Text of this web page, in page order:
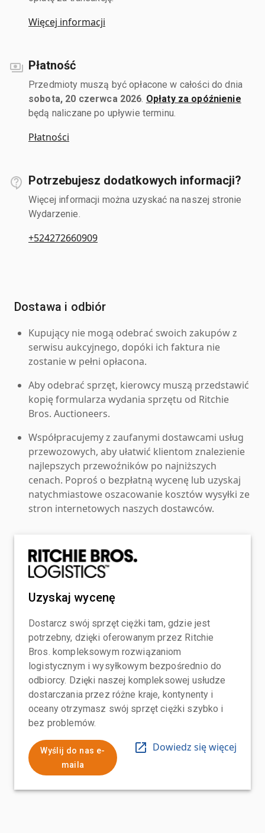
Więcej informacji
Płatność
Przedmioty muszą być opłacone w całości do dnia
sobota, 20 czerwca 2026 Opłaty za opóźnienie
będą naliczane po upływie terminu.
Płatności
Potrzebujesz dodatkowych informacji?
Więcej informacji można uzyskać na naszej stronie
Wydarzenie.
+524272660909
Dostawa i odbiór
Kupujący nie mogą odebrać swoich zakupów z
serwisu aukcyjnego, dopóki ich faktura nie
zostanie w pełni opłacona.
Aby odebrać sprzęt, kierowcy muszą przedstawić
kopię formularza wydania sprzętu od Ritchie
Bros. Auctioneers.
Współpracujemy z zaufanymi dostawcami usług
przewozowych, aby ułatwić klientom znalezienie
najlepszych przewoźników po najniższych
cenach. Poproś o bezpłatną wycenę lub uzyskaj
natychmiastowe oszacowanie kosztów wysyłki ze
stron internetowych naszych dostawców.
Uzyskaj wycenę
Dostarcz swój sprzęt ciężki tam, gdzie jest
potrzebny, dzięki oferowanym przez Ritchie
Bros. kompleksowym rozwiązaniom
logistycznym i wysyłkowym bezpośrednio do
odbiorcy. Dzięki naszej kompleksowej usłudze
dostarczania przez różne kraje, kontynenty i
oceany otrzymasz swój sprzęt ciężki szybko i
bez problemów.
Wyślij do nas e-
maila
Dowiedz się więcej